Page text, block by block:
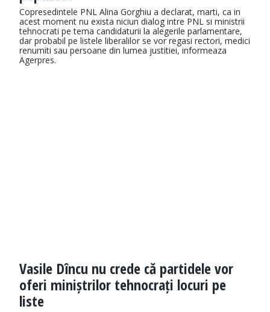
Copresedintele PNL Alina Gorghiu a declarat, marti, ca in
acest moment nu exista niciun dialog intre PNL si ministrii
tehnocrati pe tema candidaturii la alegerile parlamentare,
dar probabil pe listele liberalilor se vor regasi rectori, medici
renumiti sau persoane din lumea justitiei, informeaza
Agerpres.
Vasile Dîncu nu crede că partidele vor
oferi miniștrilor tehnocrați locuri pe
liste